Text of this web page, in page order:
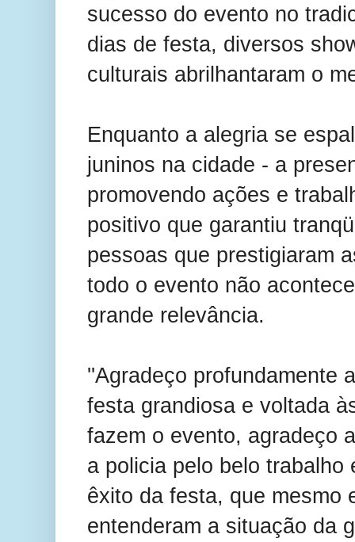
sucesso do evento no
dias de festa, diversos
culturais abrilhantaram o
Enquanto a alegria se
juninos na cidade - a
promovendo ações e
positivo que garantiu
pessoas que prestigiaram
todo o evento não
grande relevância.
''Agradeço profundamente
festa grandiosa e voltada
fazem o evento, agradeço
a policia pelo belo
êxito da festa, que mesmo
entenderam a situação da